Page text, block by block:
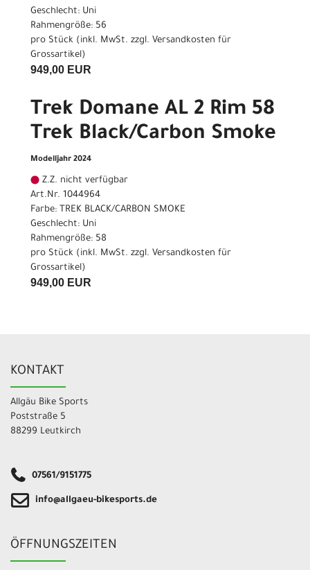
Geschlecht: Uni
Rahmengröße: 56
pro Stück (inkl. MwSt. zzgl. Versandkosten für
Grossartikel)
949,00 EUR
Trek Domane AL 2 Rim 58
Trek Black/Carbon Smoke
Modelljahr 2024
Z.Z. nicht verfügbar
Art.Nr. 1044964
Farbe: TREK BLACK/CARBON SMOKE
Geschlecht: Uni
Rahmengröße: 58
pro Stück (inkl. MwSt. zzgl. Versandkosten für
Grossartikel)
949,00 EUR
KONTAKT
Allgäu Bike Sports
Poststraße 5
88299 Leutkirch
07561/9151775
info@allgaeu-bikesports.de
ÖFFNUNGSZEITEN